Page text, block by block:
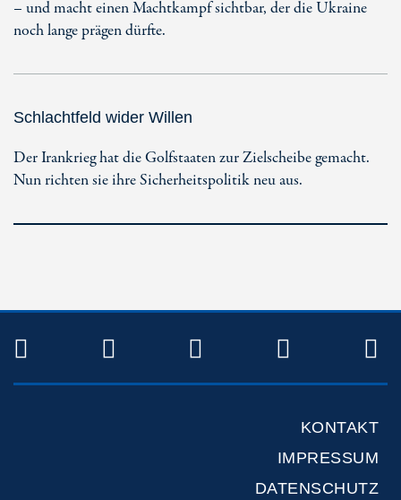
– und macht einen Machtkampf sichtbar, der die Ukraine
noch lange prägen dürfte.
Schlachtfeld wider Willen
Der Irankrieg hat die Golfstaaten zur Zielscheibe gemacht.
Nun richten sie ihre Sicherheitspolitik neu aus.
TWITTERFACEBOOKINSTAGRAM
KONTAKT
IMPRESSUM
DATENSCHUTZ